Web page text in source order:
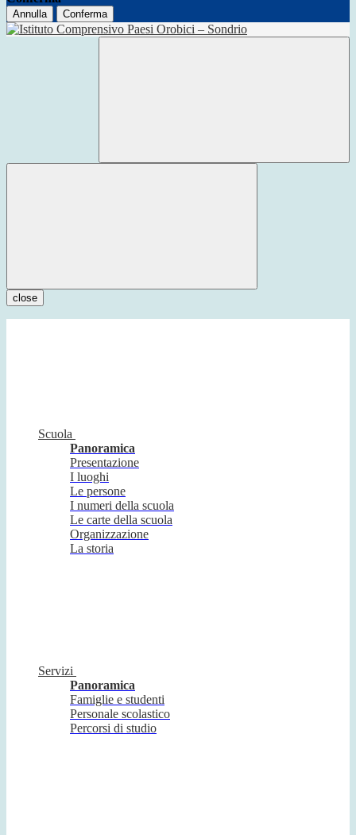
Annulla Conferma
close
Scuola
Panoramica
Presentazione
I luoghi
Le persone
I numeri della scuola
Le carte della scuola
Organizzazione
La storia
Servizi
Panoramica
Famiglie e studenti
Personale scolastico
Percorsi di studio